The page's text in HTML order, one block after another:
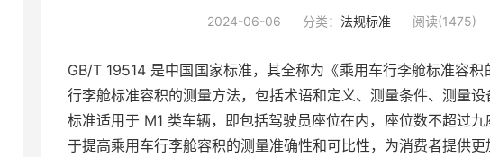
2024-06-06 分类： 法规标准 阅读(1475)
GB/T 19514 是中国国家标准，其全称为《乘用车行李舱标准容
行李舱标准容积的测量方法，包括术语和定义、测量条件、测量
标准适用于 M1 类车辆，即包括驾驶员座位在内，座位数不超过
于提高乘用车行李舱容积的测量准确性和可比性，为消费者提供更